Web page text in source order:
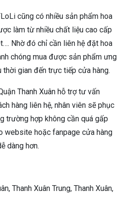
cũng có nhiều sản phẩm hoa
làm từ nhiều chất liệu cao cấp
Nhờ đó chỉ cần liên hệ đặt hoa
chóng mua được sản phẩm ưng
thời gian đến trực tiếp cửa hàng.
Thanh Xuân hỗ trợ tư vấn
hàng liên hệ, nhân viên sẽ phục
trường hợp không cần quá gấp
website hoặc fanpage cửa hàng
dàng hơn.
Thanh Xuân Trung, Thanh Xuân,